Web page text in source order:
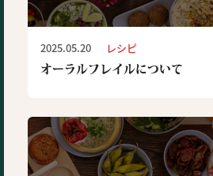
2025.05.20 レシピ
オーラルフレイルについて